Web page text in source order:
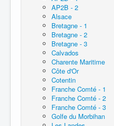
AP2B - 2
Alsace
Bretagne - 1
Bretagne - 2
Bretagne - 3
Calvados
Charente Maritime
Côte d'Or
Cotentin
Franche Comté - 1
Franche Comté - 2
Franche Comté - 3
Golfe du Morbihan